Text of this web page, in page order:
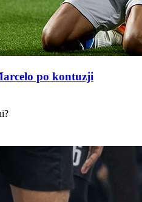
po kontuzji